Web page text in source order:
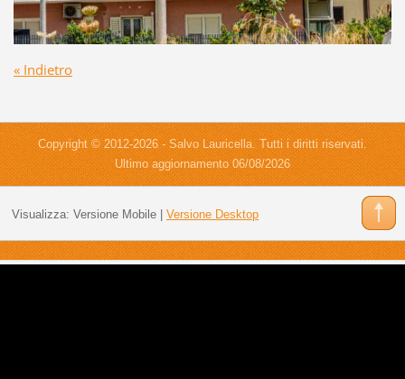
« Indietro
Copyright © 2012-2026 - Salvo Lauricella. Tutti i diritti riservati.
Ultimo aggiornamento 06/08/2026
Visualizza: Versione Mobile| Versione Desktop